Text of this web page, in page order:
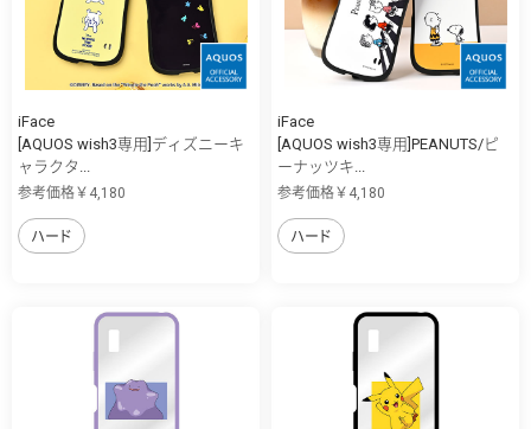
iFace
[AQUOS wish3専用]ディズニーキ
ャラクタ...
参考価格￥4,180
ハード
iFace
[AQUOS wish3専用]PEANUTS/ピ
ーナッツキ...
参考価格￥4,180
ハード